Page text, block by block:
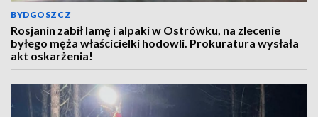
BYDGOSZCZ
Rosjanin zabił lamę i alpaki w Ostrówku, na zlecenie
byłego męża właścicielki hodowli. Prokuratura wysłała
akt oskarżenia!